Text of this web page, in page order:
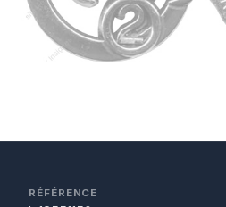
RÉFÉRENCE